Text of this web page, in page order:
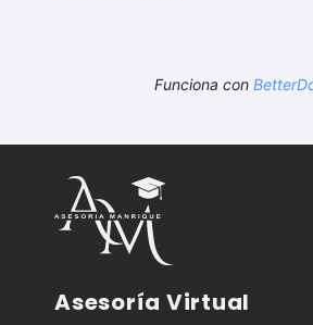
Funciona con
Asesoría Virtual